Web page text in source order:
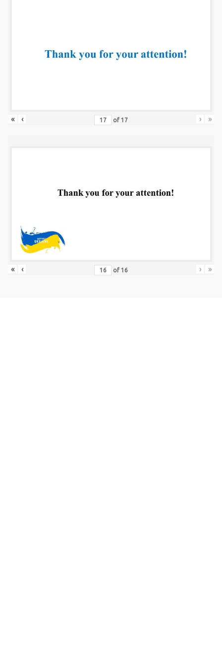
« ‹ of 17 › »
« ‹ of 16 › »